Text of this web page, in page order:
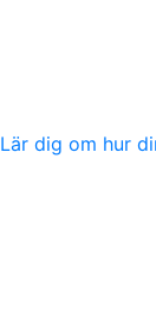
Lär dig om hur